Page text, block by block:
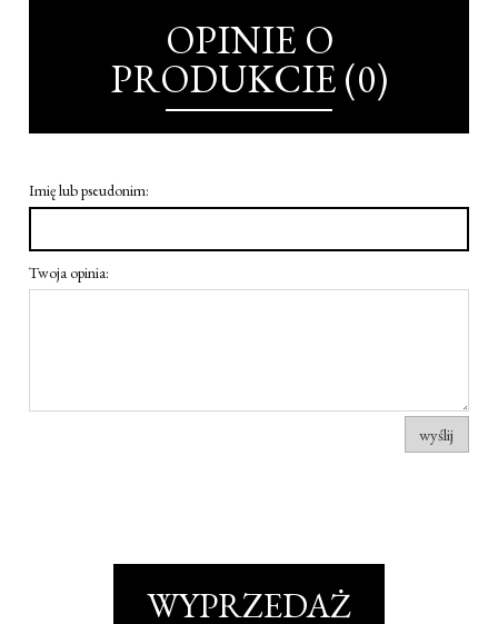
OPINIE O
PRODUKCIE (0)
Imię lub pseudonim:
Twoja opinia:
wyślij
WYPRZEDAŻ